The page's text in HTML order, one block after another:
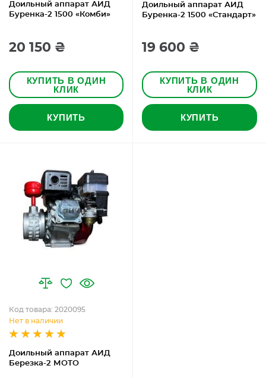
Доильный аппарат АИД
Буренка-2 1500 «Комби»
20 150 ₴
КУПИТЬ В ОДИН
КЛИК
КУПИТЬ
Доильный аппарат АИД
Буренка-2 1500 «Стандарт»
19 600 ₴
КУПИТЬ В ОДИН
КЛИК
КУПИТЬ
Доильный аппарат АИД
Березка-2 МОТО
Код товара: 2020095
Нет в наличии